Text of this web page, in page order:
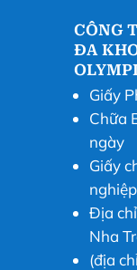
CÔNG
ĐA
Giấy
Chữa
ngày
Giấy
Địa
Nha
(địa